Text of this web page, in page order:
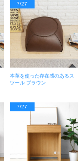
7/27
本革を使った存在感のあるス
ツール ブラウン
7/27